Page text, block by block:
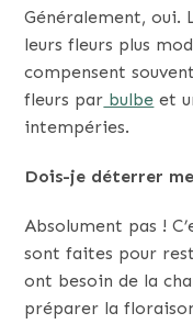
Généralement, oui.
leurs fleurs plus
compensent
fleurs par bulbe et
intempéries.
Dois-je déterrer
Absolument pas !
sont faites pour
ont besoin de la
préparer la